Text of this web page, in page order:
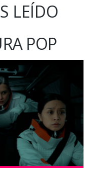
LEÍDO
POP